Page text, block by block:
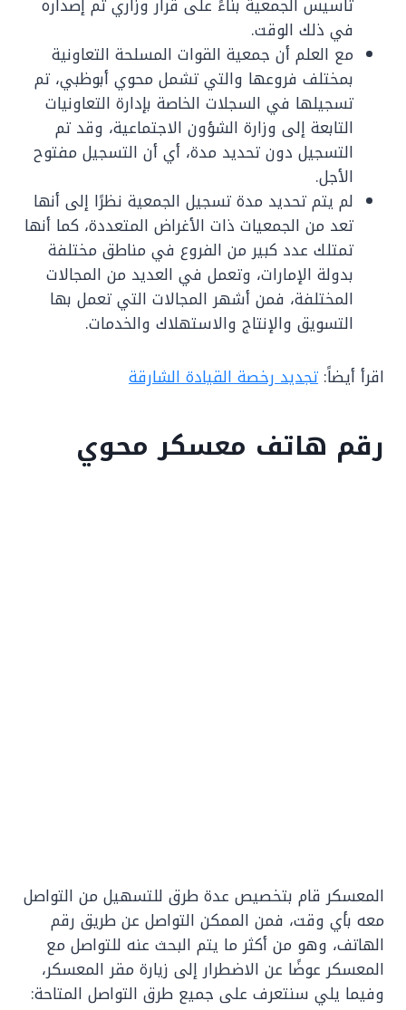
في ذلك الوقت.
مع العلم أن جمعية القوات المسلحة التعاونية
بمختلف فروعها والتي تشمل محوي أبوظبي، تم
تسجيلها في السجلات الخاصة بإدارة التعاونيات
التابعة إلى وزارة الشؤون الاجتماعية، وقد تم
التسجيل دون تحديد مدة، أي أن التسجيل مفتوح
الأجل.
لم يتم تحديد مدة تسجيل الجمعية نظرًا إلى أنها
تعد من الجمعيات ذات الأغراض المتعددة، كما أنها
تمتلك عدد كبير من الفروع في مناطق مختلفة
بدولة الإمارات، وتعمل في العديد من المجالات
المختلفة، فمن أشهر المجالات التي تعمل بها
التسويق والإنتاج والاستهلاك والخدمات.
اقرأ أيضاً: تجديد رخصة القيادة الشارقة
رقم هاتف معسكر محوي
المعسكر قام بتخصيص عدة طرق للتسهيل من التواصل
معه بأي وقت، فمن الممكن التواصل عن طريق رقم
الهاتف، وهو من أكثر ما يتم البحث عنه للتواصل مع
المعسكر عوضًا عن الاضطرار إلى زيارة مقر المعسكر،
وفيما يلي سنتعرف على جميع طرق التواصل المتاحة: